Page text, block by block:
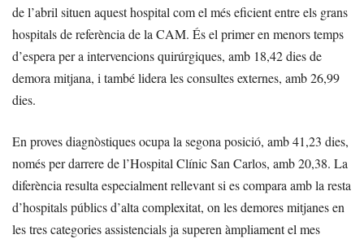
de l’abril situen aquest hospital com el més eficient entre els grans
hospitals de referència de la CAM. És el primer en menors temps
d’espera per a intervencions quirúrgiques, amb 18,42 dies de
demora mitjana, i també lidera les consultes externes, amb 26,99
dies.
En proves diagnòstiques ocupa la segona posició, amb 41,23 dies,
només per darrere de l’Hospital Clínic San Carlos, amb 20,38. La
diferència resulta especialment rellevant si es compara amb la resta
d’hospitals públics d’alta complexitat, on les demores mitjanes en
les tres categories assistencials ja superen àmpliament el mes